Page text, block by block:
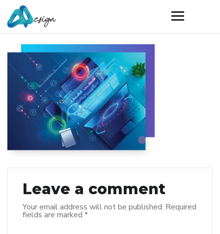
Leave a comment
Your email address will not be published. Required
fields are marked *